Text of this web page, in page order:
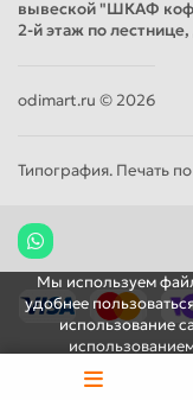
вывеской "ШКАФ
2-й этаж по
odimart.ru © 2026
Типография. Печать
Мы используем
удобнее
использование